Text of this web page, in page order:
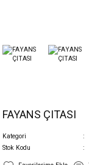
FAYANS ÇITASI
Kategori
Stok Kodu